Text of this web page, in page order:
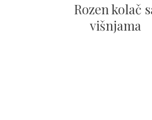
Rozen kolač
višnjama